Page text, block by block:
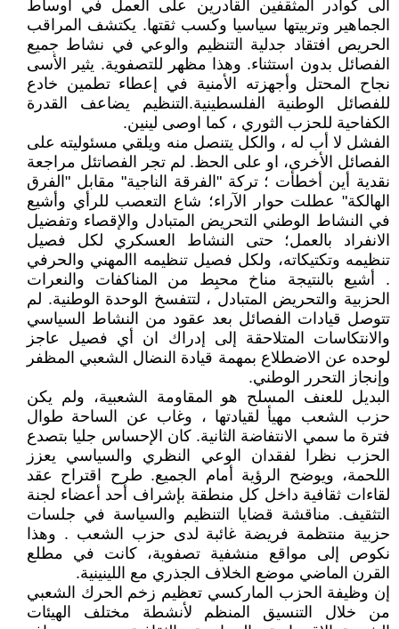
الى كوادر المثقفين القادرين على العمل في أوساط
الجماهير وتربيتها سياسيا وكسب ثقتها. يكتشف المراقب
الحريص افتقاد جدلية التنظيم والوعي في نشاط جميع
الفصائل بدون استثناء. وهذا مظهر للتصفوية. يثير الأسى
نجاح المحتل وأجهزته الأمنية في إعطاء تطمين خادع
للفصائل الوطنية الفلسطينية.التنظيم يضاعف القدرة
الكفاحية للحزب الثوري ، كما اوصى لينين.
الفشل لا أب له ، والكل يتنصل منه ويلقي مسئوليته على
الفصائل الأخرى، او على الحظ. لم تجر الفصاتئل مراجعة
نقدية أين أخطأت ؛ تركة "الفرقة الناجية" مقابل "الفرق
الهالكة" عطلت حوار الآراء؛ شاع التعصب للرأي وأشيع
في النشاط الوطني التحريض المتبادل والإقصاء وتفضيل
الانفراد بالعمل؛ حتى النشاط العسكري لكل فصيل
تنظيمه وتكتيكاته، ولكل فصيل تنظيمه االمهني والحرفي
. أشيع بالنتيجة مناخ محبِط من المناكفات والنعرات
الحزبية والتحريض المتبادل ، لتتفسخ الوحدة الوطنية. لم
تتوصل قيادات الفصائل بعد عقود من النشاط السياسي
والانتكاسات المتلاحقة إلى إدراك ان أي فصيل عاجز
لوحده عن الاضطلاع بمهمة قيادة النضال الشعبي المظفر
وإنجاز التحرر الوطني.
البديل للعنف المسلح هو المقاومة الشعبية، ولم يكن
حزب الشعب مهيأ لقيادتها ، وغاب عن الساحة طوال
فترة ما سمي الانتفاضة الثانية. كان الإحساس جليا بتصدع
الحزب نظرا لفقدان الوعي النظري والسياسي يعزز
اللحمة، ويوضح الرؤية أمام الجميع. طرح اقتراح عقد
لقاءات ثقافية داخل كل منطقة بإشراف أحد أعضاء لجنة
التثقيف. مناقشة قضايا التنظيم والسياسة في جلسات
حزبية منتظمة فريضة غائبة لدى حزب الشعب . وهذا
نكوص إلى مواقع منشفية تصفوية، كانت في مطلع
القرن الماضي موضع الخلاف الجذري مع اللينينية.
إن وظيفة الحزب الماركسي تعظيم زخم الحرك الشعبي
من خلال التنسيق المنظم لأنشطة مختلف الهيئات